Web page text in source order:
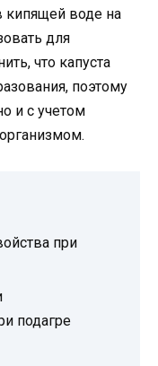
кипящей воде на
для
что капуста
поэтому
и с учетом
при
подагре